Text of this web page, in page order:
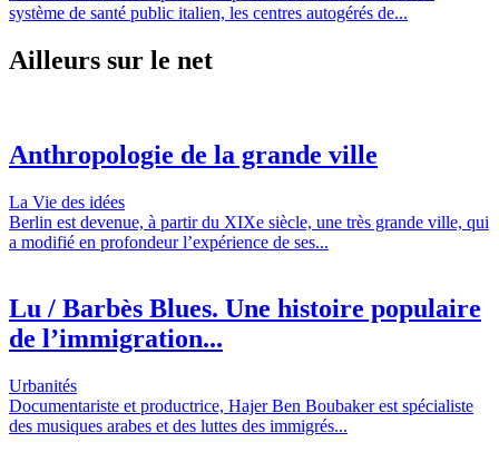
système de santé public italien, les centres autogérés de...
Ailleurs sur le net
Anthropologie de la grande ville
La Vie des idées
Berlin est devenue, à partir du XIXe siècle, une très grande ville, qui
a modifié en profondeur l’expérience de ses...
Lu / Barbès Blues. Une histoire populaire
de l’immigration...
Urbanités
Documentariste et productrice, Hajer Ben Boubaker est spécialiste
des musiques arabes et des luttes des immigrés...